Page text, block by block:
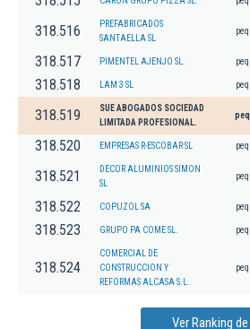
318.516
PREFABRICADOS
SANTAELLA SL
318.517 PIMENTEL AJENJO SL.
318.518 LAM 3 SL
318.519
SUE ABOGADOS SOCIEDAD
LIMITADA PROFESIONAL.
318.520 EMPRESAS R-ESCOBAR SL
318.521
DECOR ALUMINIOS SIMON
SL
318.522 COPUZOL SA
318.523 GRUPO PA COME SL.
318.524
COMERCIAL DE
CONSTRUCCION Y
REFORMAS ALCASA S.L.
Ver Ranking